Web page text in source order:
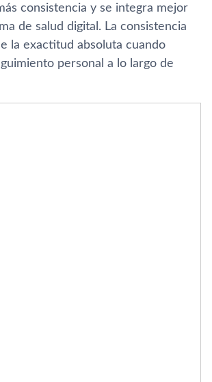
consistencia y se integra mejor
de salud digital. La consistencia
la exactitud absoluta cuando
personal a lo largo de